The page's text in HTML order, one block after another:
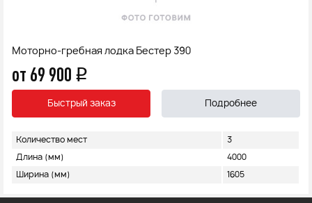
Моторно-гребная лодка Бестер 390
от 69 900 q
Быстрый заказ Подробнее
Количество мест 3
Длина (мм) 4000
Ширина (мм) 1605